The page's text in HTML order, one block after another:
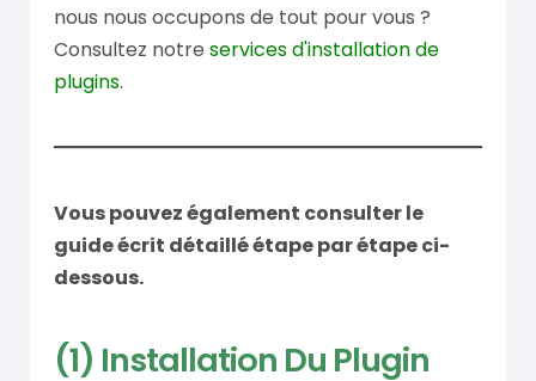
nous nous occupons de tout pour vous ?
Consultez notre services d'installation de
plugins.
Vous pouvez également consulter le
guide écrit détaillé étape par étape ci-
dessous.
(1) Installation Du Plugin